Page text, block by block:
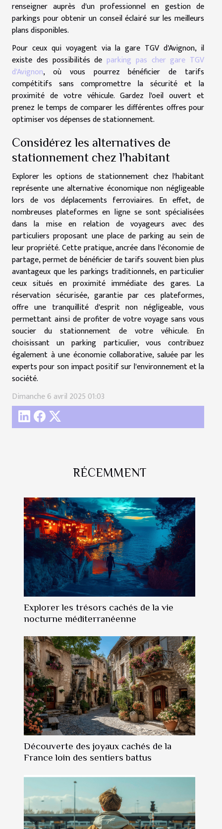
renseigner auprès d'un professionnel en gestion de
parkings pour obtenir un conseil éclairé sur les meilleurs
plans disponibles.
Pour ceux qui voyagent via la gare TGV d'Avignon, il
existe des possibilités de parking pas cher gare TGV
d'Avignon, où vous pourrez bénéficier de tarifs
compétitifs sans compromettre la sécurité et la
proximité de votre véhicule. Gardez l'oeil ouvert et
prenez le temps de comparer les différentes offres pour
optimiser vos dépenses de stationnement.
Considérez les alternatives de
stationnement chez l'habitant
Explorer les options de stationnement chez l'habitant
représente une alternative économique non négligeable
lors de vos déplacements ferroviaires. En effet, de
nombreuses plateformes en ligne se sont spécialisées
dans la mise en relation de voyageurs avec des
particuliers proposant une place de parking au sein de
leur propriété. Cette pratique, ancrée dans l'économie de
partage, permet de bénéficier de tarifs souvent bien plus
avantageux que les parkings traditionnels, en particulier
ceux situés en proximité immédiate des gares. La
réservation sécurisée, garantie par ces plateformes,
offre une tranquillité d'esprit non négligeable, vous
permettant ainsi de profiter de votre voyage sans vous
soucier du stationnement de votre véhicule. En
choisissant un parking particulier, vous contribuez
également à une économie collaborative, saluée par les
experts pour son impact positif sur l'environnement et la
société.
Dimanche 6 avril 2025 01:03
RÉCEMMENT
Explorer les trésors cachés de la vie
nocturne méditerranéenne
Découverte des joyaux cachés de la
France loin des sentiers battus